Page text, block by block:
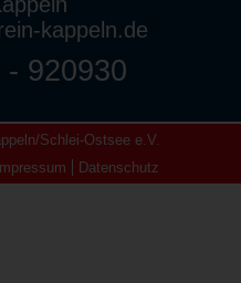
kappeln.de
- 920930
Schlei-Ostsee e.V.
Datenschutz